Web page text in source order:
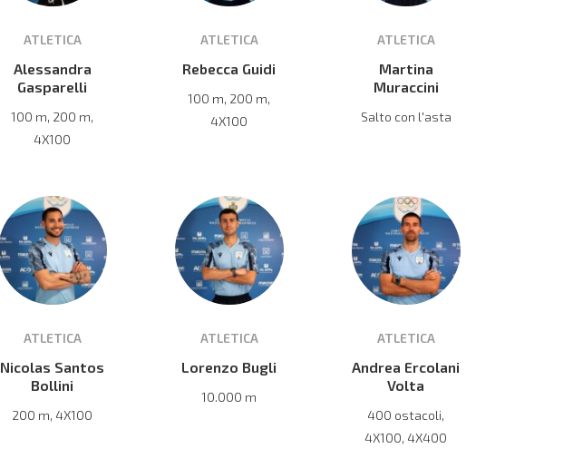
ATLETICA
Alessandra
Gasparelli
100 m, 200 m,
4X100
ATLETICA
Rebecca Guidi
100 m, 200 m,
4X100
ATLETICA
Martina
Muraccini
Salto con l'asta
ATLETICA
Nicolas Santos
Bollini
200 m, 4X100
ATLETICA
Lorenzo Bugli
10.000 m
ATLETICA
Andrea Ercolani
Volta
400 ostacoli,
4X100, 4X400